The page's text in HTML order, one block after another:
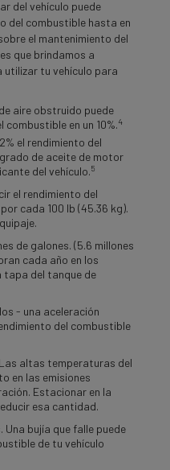
del vehículo puede
del combustible hasta en
el mantenimiento del
que brindamos a
utilizar tu vehículo para
aire obstruido puede
en un 10%.4
el rendimiento del
de aceite de motor
del vehículo.5
el rendimiento del
cada 100 lb (45.36 kg).
de galones. (5.6 millones
cada año en los
tapa del tanque de
- una aceleración
del combustible
altas temperaturas del
en las emisiones
Estacionar en la
esa cantidad.
bujía que falle puede
de tu vehículo